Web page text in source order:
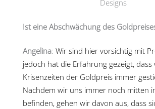
Designs
Ist eine Abschwächung des
Angelina: Wir sind hier vorsichtig mit
jedoch hat die Erfahrung gezeigt, dass
Krisenzeiten der Goldpreis immer
Nachdem wir uns immer noch mitten
befinden, gehen wir davon aus, dass